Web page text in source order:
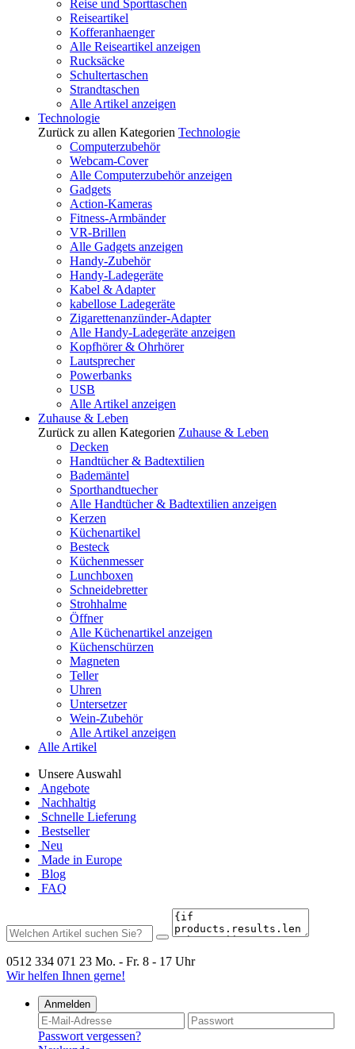
Reise und Sporttaschen
Reiseartikel
Kofferanhaenger
Alle Reiseartikel anzeigen
Rucksäcke
Schultertaschen
Strandtaschen
Alle Artikel anzeigen
Technologie
Zurück zu allen Kategorien Technologie
Computerzubehör
Webcam-Cover
Alle Computerzubehör anzeigen
Gadgets
Action-Kameras
Fitness-Armbänder
VR-Brillen
Alle Gadgets anzeigen
Handy-Zubehör
Handy-Ladegeräte
Kabel & Adapter
kabellose Ladegeräte
Zigarettenanzünder-Adapter
Alle Handy-Ladegeräte anzeigen
Kopfhörer & Ohrhörer
Lautsprecher
Powerbanks
USB
Alle Artikel anzeigen
Zuhause & Leben
Zurück zu allen Kategorien Zuhause & Leben
Decken
Handtücher & Badtextilien
Bademäntel
Sporthandtuecher
Alle Handtücher & Badtextilien anzeigen
Kerzen
Küchenartikel
Besteck
Küchenmesser
Lunchboxen
Schneidebretter
Strohhalme
Öffner
Alle Küchenartikel anzeigen
Küchenschürzen
Magneten
Teller
Uhren
Untersetzer
Wein-Zubehör
Alle Artikel anzeigen
Alle Artikel
Unsere Auswahl
Angebote
Nachhaltig
Schnelle Lieferung
Bestseller
Neu
Made in Europe
Blog
FAQ
0512 334 071 23 Mo. - Fr. 8 - 17 Uhr
Wir helfen Ihnen gerne!
Anmelden
Passwort vergessen?